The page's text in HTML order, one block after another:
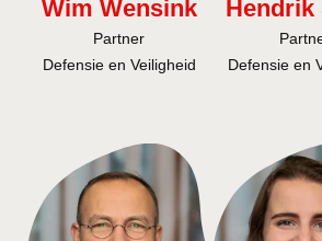
Wim Wensink
Partner
Defensie en Veiligheid
Hendrik
Defensie en